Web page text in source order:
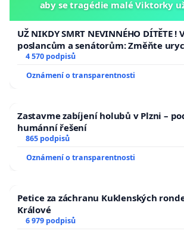
aby se tragédie malé Viktorky
UŽ NIKDY SMRT NEVINNÉHO DÍTĚTE !
poslancům a senátorům: Změňte
aby se tragédie malé Viktorky už
4 570 podpisů
Oznámení o transparentnosti
Zastavme zabíjení holubů v Plzni –
humánní řešení
865 podpisů
Oznámení o transparentnosti
Petice za záchranu Kuklenských
Králové
6 979 podpisů